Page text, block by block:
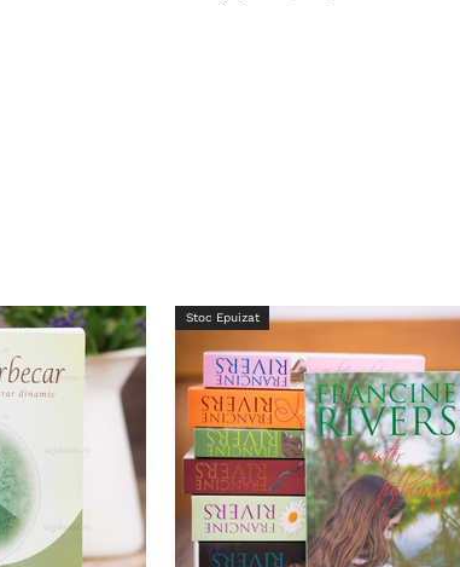
Stoc Epuizat